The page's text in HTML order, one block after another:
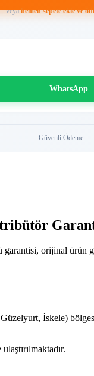
veyahemen sepete ekle ve
WhatsApp
Güvenli Ödeme
orijinal ürün
İskele)